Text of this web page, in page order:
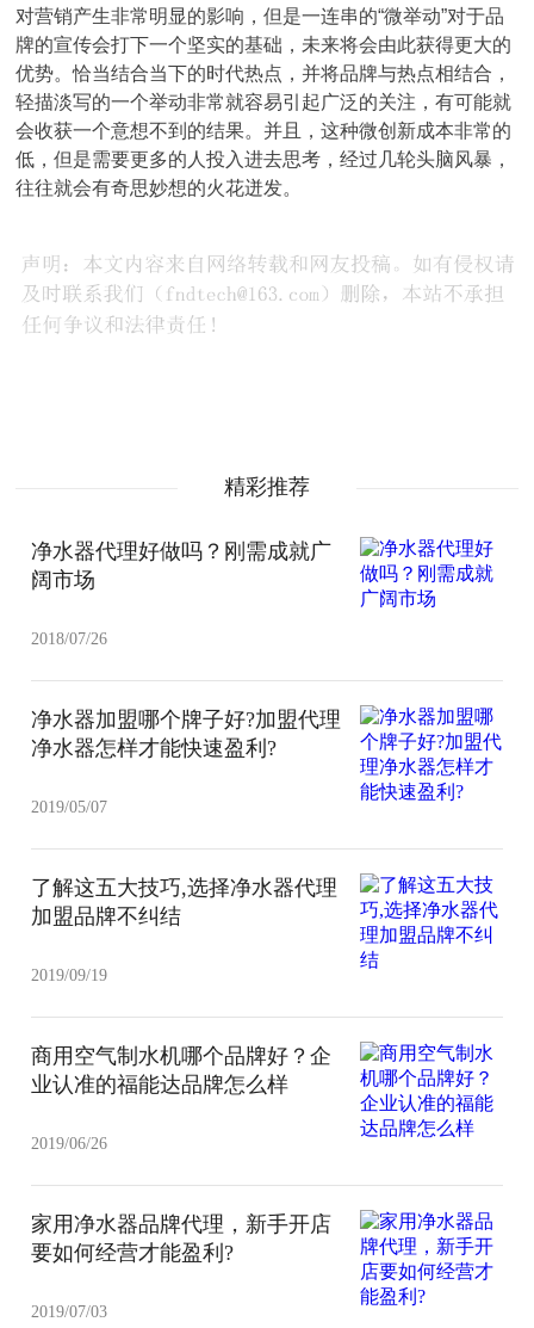
对营销产生非常明显的影响，但是一连串的“微举动”对于品
牌的宣传会打下一个坚实的基础，未来将会由此获得更大的
优势。恰当结合当下的时代热点，并将品牌与热点相结合，
轻描淡写的一个举动非常就容易引起广泛的关注，有可能就
会收获一个意想不到的结果。并且，这种微创新成本非常的
低，但是需要更多的人投入进去思考，经过几轮头脑风暴，
往往就会有奇思妙想的火花迸发。
精彩推荐
净水器代理好做吗？刚需成就广
阔市场
2018/07/26
净水器加盟哪个牌子好?加盟代理
净水器怎样才能快速盈利?
2019/05/07
了解这五大技巧,选择净水器代理
加盟品牌不纠结
2019/09/19
商用空气制水机哪个品牌好？企
业认准的福能达品牌怎么样
2019/06/26
家用净水器品牌代理，新手开店
要如何经营才能盈利?
2019/07/03